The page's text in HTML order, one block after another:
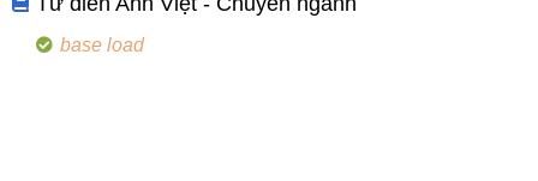
base load